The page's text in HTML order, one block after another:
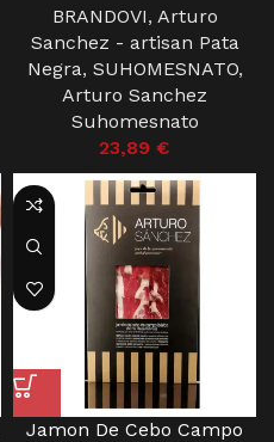
BRANDOVI, Arturo
Sanchez - artisan Pata
Negra, SUHOMESNATO,
Arturo Sanchez
Suhomesnato
23,89 €
Jamon De Cebo Campo